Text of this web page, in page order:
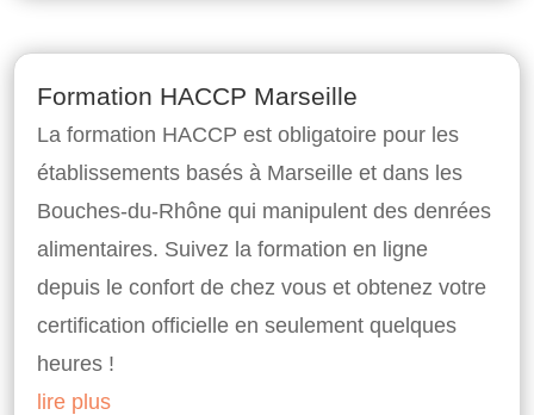
Formation HACCP Marseille
La formation HACCP est obligatoire pour les
établissements basés à Marseille et dans les
Bouches-du-Rhône qui manipulent des denrées
alimentaires. Suivez la formation en ligne
depuis le confort de chez vous et obtenez votre
certification officielle en seulement quelques
heures !
lire plus